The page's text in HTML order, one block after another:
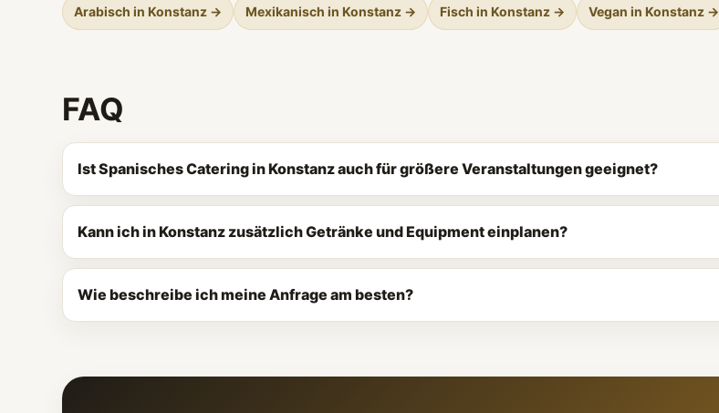
Arabisch in Konstanz → Mexikanisch in Konstanz → Fisch in Konstanz → Vegan in Konstanz →
FAQ
Ist Spanisches Catering in Konstanz auch für größere Veranstaltungen geeignet?
Kann ich in Konstanz zusätzlich Getränke und Equipment einplanen?
Wie beschreibe ich meine Anfrage am besten?